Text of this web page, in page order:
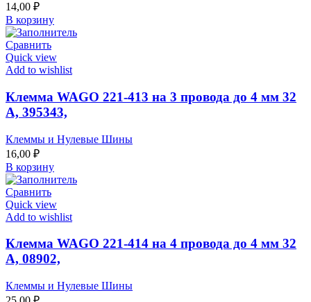
14,00 ₽
В корзину
Сравнить
Quick view
Add to wishlist
Клемма WAGO 221-413 на 3 провода до 4 мм 32
А, 395343,
Клеммы и Нулевые Шины
16,00 ₽
В корзину
Сравнить
Quick view
Add to wishlist
Клемма WAGO 221-414 на 4 провода до 4 мм 32
А, 08902,
Клеммы и Нулевые Шины